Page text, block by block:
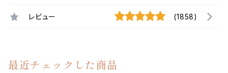
レビュー (1858)
最近チェックした商品